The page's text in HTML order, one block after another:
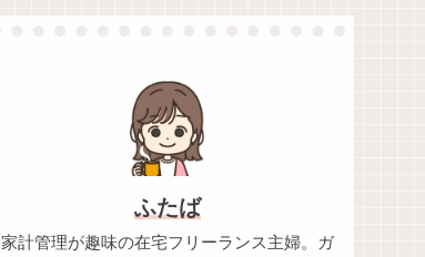
ふたば
家計管理が趣味の在宅フリーランス主婦。ガ